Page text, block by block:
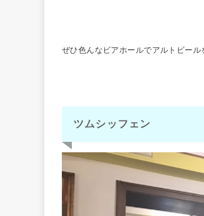
ぜひ色んなビアホールでアルトビー
ツムシッフェン